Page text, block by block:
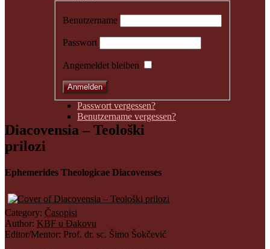
Benutzername
Passwort
Angemeldet bleiben
Passwort vergessen?
Benutzername vergessen?
Diacovensia – Teološki
prilozi
Ephemerides Theologicae Diacovenses
Category: Časopisi
Author: KBF u Đakovu
Editor/Mentor: Prof. dr. sc. Šimo Šokčević